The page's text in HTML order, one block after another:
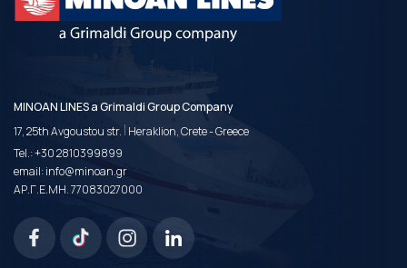
MINOAN LINES a Grimaldi Group Company
17, 25th Avgoustou str. | Heraklion, Crete - Greece
Tel.:+30 2810399899
email:info@minoan.gr
ΑΡ.Γ.Ε.ΜΗ. 77083027000